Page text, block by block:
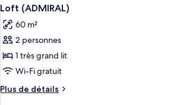
de
chambre
Chambre
(PRESTIGE)
toutes
les
photos
pour
ce
type
de
4
Loft (ADMIRAL)
60 m²
2 personnes
1 très grand lit
Wi-Fi gratuit
Plus de détails
Plus